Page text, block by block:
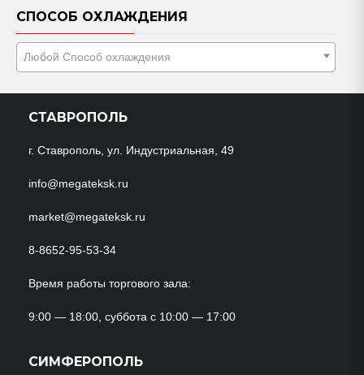
СПОСОБ ОХЛАЖДЕНИЯ
Любой Способ охлаждения
СТАВРОПОЛЬ
г. Ставрополь, ул. Индустриальная, 49
info@megateksk.ru
market@megateksk.ru
8-8652-95-53-34
Время работы торгового зала:
9:00 — 18:00, суббота с 10:00 — 17:00
СИМФЕРОПОЛЬ